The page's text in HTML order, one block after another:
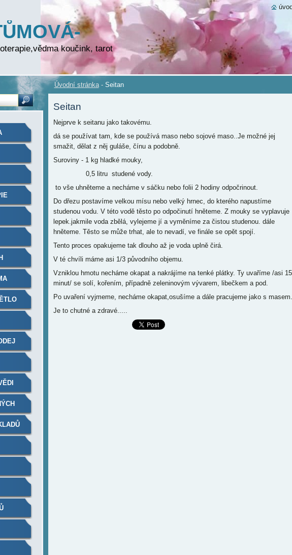
koučink, tarot
Úvodní stránka - Seitan
Seitan
Nejprve k seitanu jako takovému.
dá se používat tam, kde se používá maso nebo sojové maso..Je možné jej
smažit, dělat z něj guláše, čínu a podobně.
Suroviny - 1 kg hladké mouky,
0,5 litru studené vody.
to vše uhněteme a necháme v sáčku nebo folii 2 hodiny odpočrinout.
Do dřezu postavíme velkou mísu nebo velký hrnec, do kterého napustíme
studenou vodu. V této vodě těsto po odpočinutí hněteme. Z mouky se vyplavuje
lepek.jakmile voda zbělá, vylejeme jí a vyměníme za čistou studenou. dále
hněteme. Těsto se může trhat, ale to nevadí, ve finále se opět spojí.
Tento proces opakujeme tak dlouho až je voda uplně čirá.
V té chvíli máme asi 1/3 původního objemu.
Vzniklou hmotu necháme okapat a nakrájíme na tenké plátky. Ty uvaříme /asi 15
minut/ se solí, kořením, případně zeleninovým vývarem, libečkem a pod.
Po uvaření vyjmeme, necháme okapat,osušíme a dále pracujeme jako s masem.
Je to chutné a zdravé.....